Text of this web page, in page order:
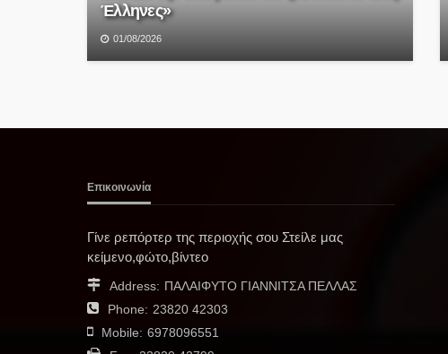
Έλληνες»
01/08/2026
Επικοινωνία
Γίνε ρεπόρτερ της περιοχής σου Στείλε μας
κείμενο,φώτο,βίντεο
Address: ΠΑΛΑΙΦΥΤΟ ΓΙΑΝΝΙΤΣΑ ΠΕΛΛΑΣ
Phone: 23820 42303
Mobile: 6978096551